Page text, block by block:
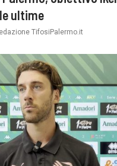
ultime
TifosiPalermo.it